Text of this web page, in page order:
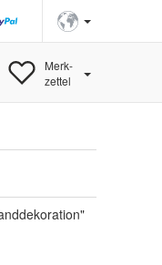
Merk-
zettel